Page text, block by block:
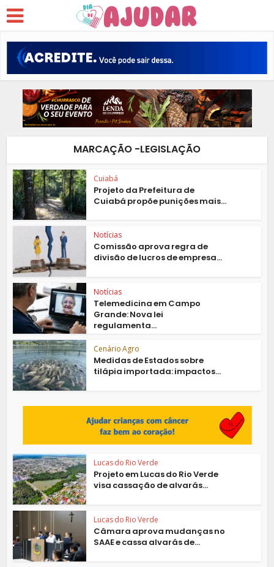
MARCAÇÃO -LEGISLAÇÃO
Cuiabá
Projeto da Prefeitura de
Cuiabá propõe punições mais...
Notícias
Comissão aprova regra de
divisão de lucros de empresa...
Notícias
Telemedicina em Campo
Grande: Nova lei
regulamenta...
Cenário Agro
Medidas de Estados sobre
tilápia importada: impactos...
Lucas do Rio Verde
Projeto em Lucas do Rio Verde
visa cassação de alvarás...
Lucas do Rio Verde
Câmara aprova mudanças no
SAAE e cassa alvarás de...